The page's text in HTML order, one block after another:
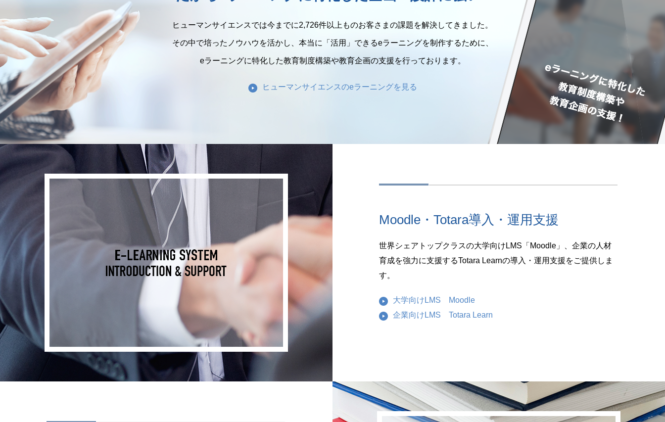
ヒューマンサイエンスでは今までに2,726件以上ものお客さまの課題を解決してきました。
その中で培ったノウハウを活かし、本当に「活用」できるeラーニングを制作するために、
eラーニングに特化した教育制度構築や教育企画の支援を行っております。
ヒューマンサイエンスのeラーニングを見る
Moodle・Totara導入・運用支援
世界シェアトップクラスの大学向けLMS「Moodle」、企業の人材
育成を強力に支援するTotara Learnの導入・運用支援をご提供しま
す。
大学向けLMS Moodle
企業向けLMS Totara Learn